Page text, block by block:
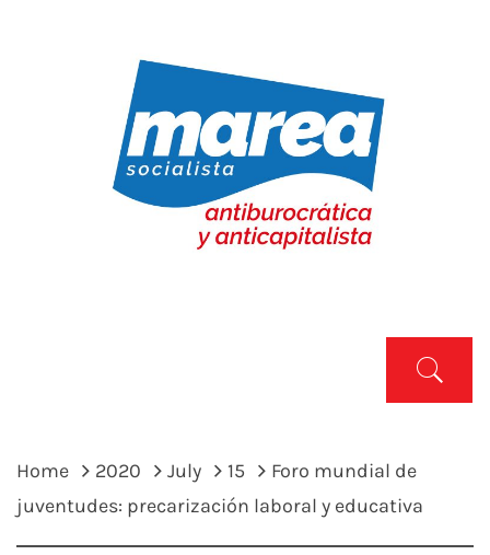
MAREA SOCIALISTA
Home 2020 July 15
Foro mundial de
juventudes: precarización laboral y educativa